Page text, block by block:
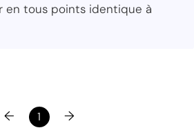
en tous points identique à
← 1 →